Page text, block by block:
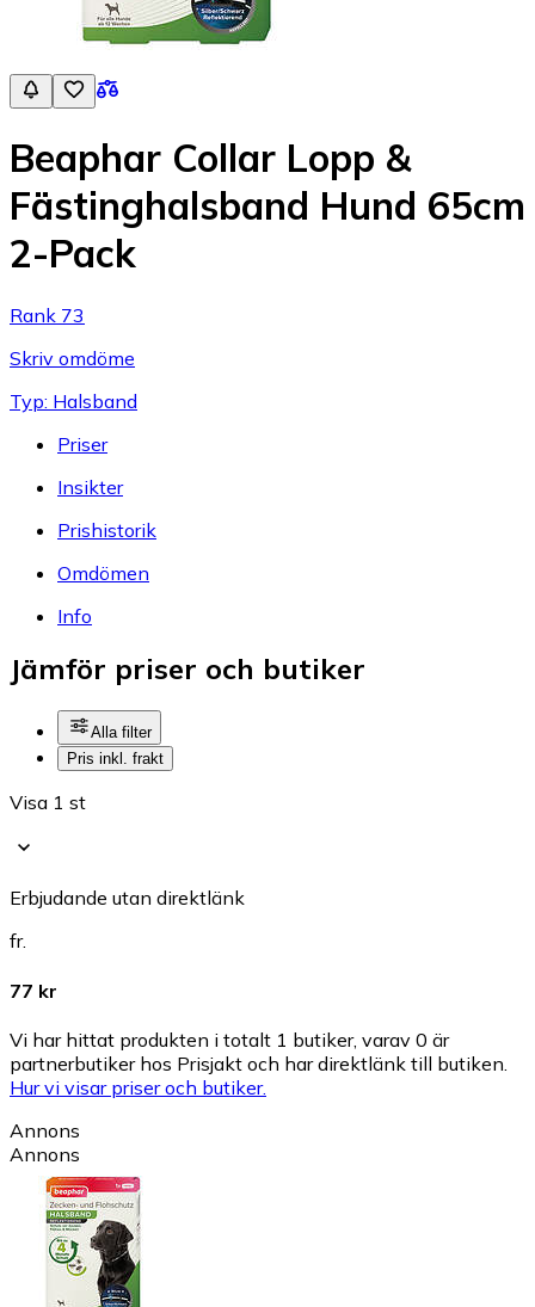
Beaphar Collar Lopp &
Fästinghalsband Hund 65cm
2-Pack
Rank 73
Skriv omdöme
Typ: Halsband
Priser
Insikter
Prishistorik
Omdömen
Info
Jämför priser och butiker
Alla filter
Pris inkl. frakt
Visa 1 st
Erbjudande utan direktlänk
fr.
77 kr
Vi har hittat produkten i totalt 1 butiker, varav 0 är
partnerbutiker hos Prisjakt och har direktlänk till butiken.
Hur vi visar priser och butiker.
Annons
Annons